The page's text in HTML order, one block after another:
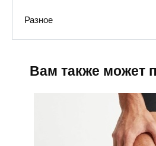
Разное
Вам также может